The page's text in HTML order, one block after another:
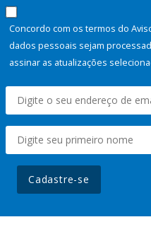
Concordo com os termos do
dados pessoais sejam
assinar as atualizações
Cadastre-se